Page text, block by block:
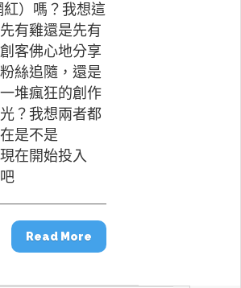
）嗎？我想這
有雞還是先有
客佛心地分享
絲追隨，還是
堆瘋狂的創作
？我想兩者都
是不是
在開始投入
Read More